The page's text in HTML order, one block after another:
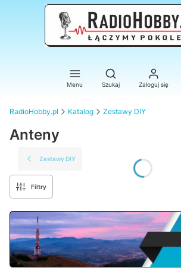
Menu
Otwórz wyszukiwarkę
Szukaj Zaloguj się
RadioHobby.pl Katalog Zestawy DIY
Anteny
Zestawy DIY
Filtry